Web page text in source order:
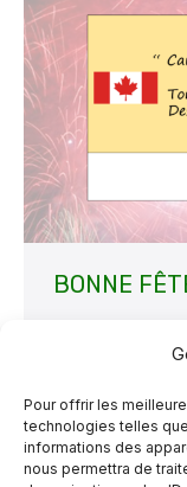
Pour offrir les
technologies telles
informations des
nous permettra de
BONNE
journée
l’hymne
lien afin